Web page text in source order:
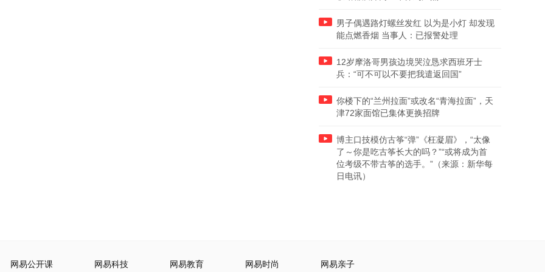
男子偶遇路灯螺丝发红 以为是小灯 却发现
能点燃香烟 当事人：已报警处理
12岁摩洛哥男孩边境哭泣恳求西班牙士
兵：“可不可以不要把我遣返回国”
你楼下的“兰州拉面”或改名“青海拉面”，天
津72家面馆已集体更换招牌
博主口技模仿古筝“弹”《枉凝眉》，“太像
了～你是吃古筝长大的吗？”“或将成为首
位考级不带古筝的选手。”（来源：新华每
日电讯）
网易公开课 网易科技 网易教育 网易时尚 网易亲子